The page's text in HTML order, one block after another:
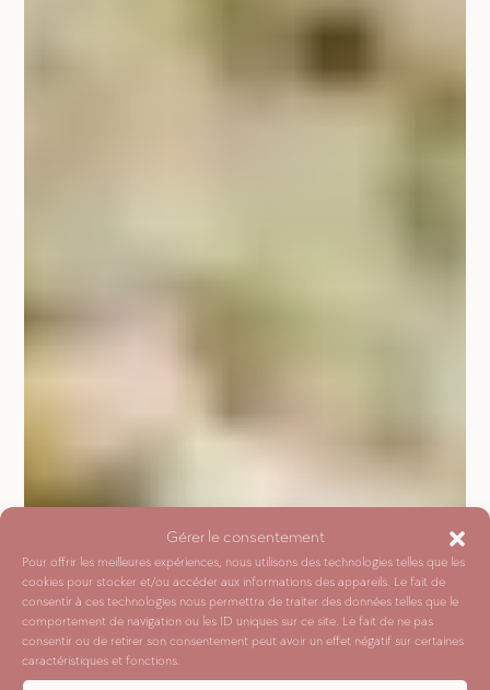
Gérer le consentement
Pour offrir les meilleures expériences, nous utilisons des technologies telles que les
cookies pour stocker et/ou accéder aux informations des appareils. Le fait de
consentir à ces technologies nous permettra de traiter des données telles que le
comportement de navigation ou les ID uniques sur ce site. Le fait de ne pas
consentir ou de retirer son consentement peut avoir un effet négatif sur certaines
caractéristiques et fonctions.